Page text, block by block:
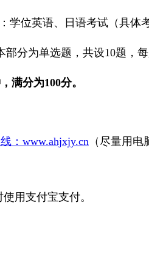
学位英语、日语考试（具体
部分为单选题，共设10题，
满分为100分。
：www.ahjxjy.cn （尽量用电
用支付宝支付。